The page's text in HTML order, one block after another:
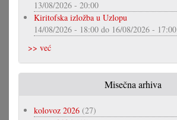
13/08/2026 - 20:00
Kiritofska izložba u Uzlopu
14/08/2026 - 18:00 do 16/08/2026 - 17:00
>> već
Misečna arhiva
kolovoz 2026 (27)